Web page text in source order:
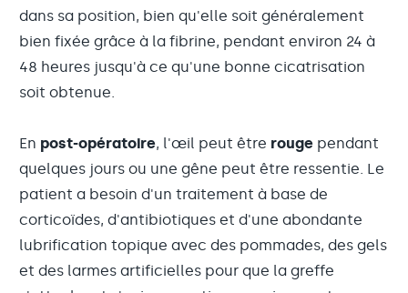
dans sa position, bien qu'elle soit généralement
bien fixée grâce à la fibrine, pendant environ 24 à
48 heures jusqu'à ce qu'une bonne cicatrisation
soit obtenue.
En post-opératoire, l'œil peut être rouge pendant
quelques jours ou une gêne peut être ressentie. Le
patient a besoin d'un traitement à base de
corticoïdes, d'antibiotiques et d'une abondante
lubrification topique avec des pommades, des gels
et des larmes artificielles pour que la greffe